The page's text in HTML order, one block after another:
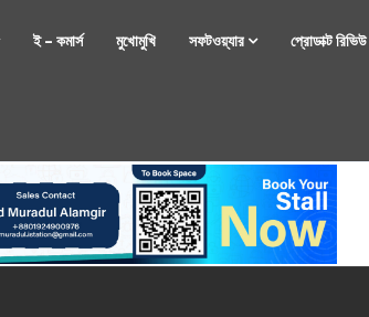
ই – কমার্স মুখোমুখি সফটওয়্যার প্রোডাক্ট রিভিউ